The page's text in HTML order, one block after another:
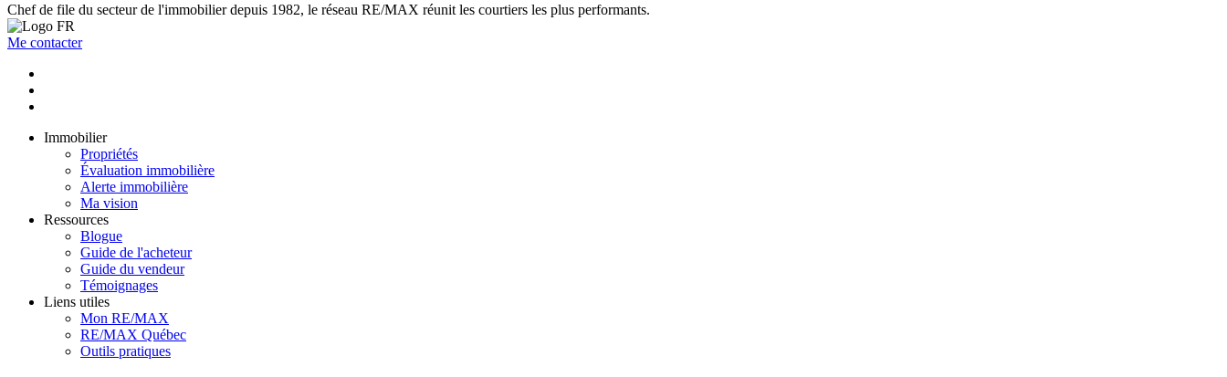
Chef de file du secteur de l'immobilier depuis 1982, le réseau RE/MAX réunit les courtiers les plus performants.
Me contacter
Immobilier
Propriétés
Évaluation immobilière
Alerte immobilière
Ma vision
Ressources
Blogue
Guide de l'acheteur
Guide du vendeur
Témoignages
Liens utiles
Mon RE/MAX
RE/MAX Québec
Outils pratiques